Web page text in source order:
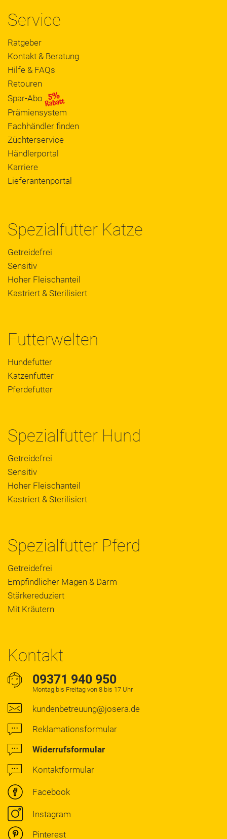
Service
Ratgeber
Kontakt & Beratung
Hilfe & FAQs
Retouren
Spar-Abo
Prämiensystem
Fachhändler finden
Züchterservice
Händlerportal
Karriere
Lieferantenportal
Spezialfutter Katze
Getreidefrei
Sensitiv
Hoher Fleischanteil
Kastriert & Sterilisiert
Futterwelten
Hundefutter
Katzenfutter
Pferdefutter
Spezialfutter Hund
Getreidefrei
Sensitiv
Hoher Fleischanteil
Kastriert & Sterilisiert
Spezialfutter Pferd
Getreidefrei
Empfindlicher Magen & Darm
Stärkereduziert
Mit Kräutern
Kontakt
09371 940 950
Montag bis Freitag von 8 bis 17 Uhr
kundenbetreuung@josera.de
Reklamationsformular
Widerrufsformular
Kontaktformular
Facebook
Instagram
Pinterest